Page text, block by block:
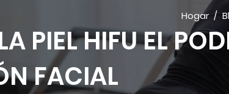
Hogar
PIEL HIFU EL
FACIAL